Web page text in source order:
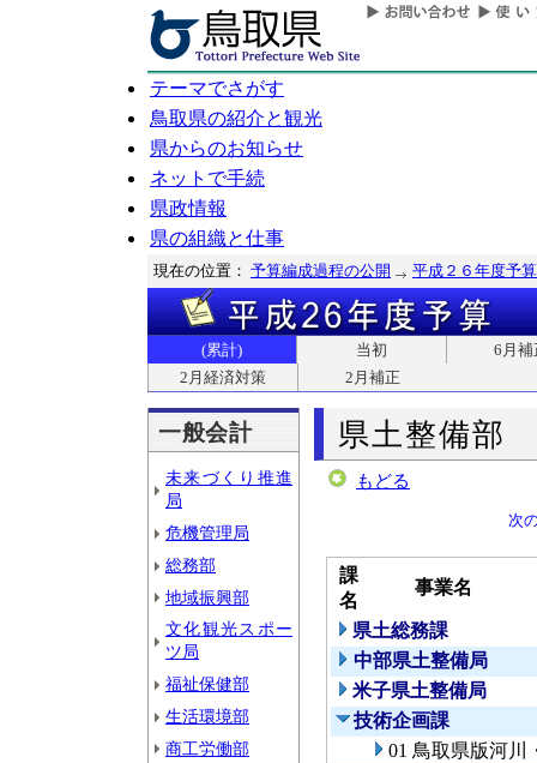
テーマでさがす
鳥取県の紹介と観光
県からのお知らせ
ネットで手続
県政情報
県の組織と仕事
現在の位置： 予算編成過程の公開 平成２６年度予算
(累計) 当初
6月補
2月経済対策
2月補正
一般会計
未来づくり推進
局
危機管理局
総務部
地域振興部
文化観光スポー
ツ局
福祉保健部
生活環境部
商工労働部
県土整備部
もどる
次
課
名
事業名
県土総務課
中部県土整備局
米子県土整備局
技術企画課
01 鳥取県版河川